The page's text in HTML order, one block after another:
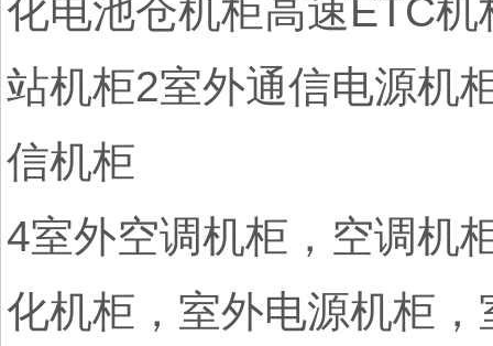
化电池仓机柜高速ETC
站机柜2室外通信电源机
信机柜
4室外空调机柜，空调机
化机柜，室外电源机柜